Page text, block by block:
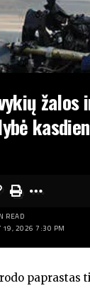
žalos
19, 2026 7:30 PM
READ
paprastas